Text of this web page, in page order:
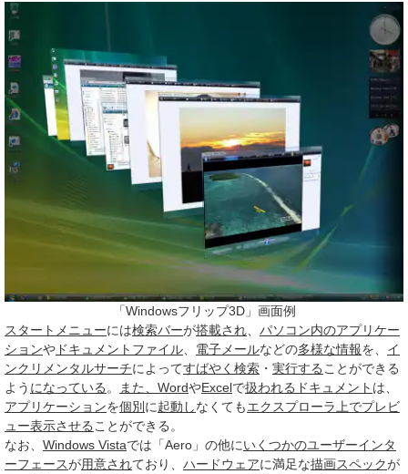
「Windowsフリップ3D」画面例
スタートメニューには検索バーが搭載され パソコン内のアプリケー
ションや ドキュメントファイル 電子メールなどの多様な情報を、 イ
ンクリメンタルサーチによってすばやく 検索 ・ 実行する ことができる
よう になっている 。 また、 WordやExcelで扱われる ドキュメント は、
アプリケーションを個別に起動しなくてもエクスプローラ 上でプレビ
ュー表示させる ことができる。
なお、 Windows Vistaでは「Aero」の他にいくつかのユーザーインタ
ーフェースが用意されており、 ハードウェアに満足な描画スペックが